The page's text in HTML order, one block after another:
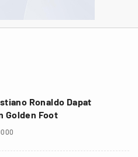
Ronaldo Dapat
Golden Foot